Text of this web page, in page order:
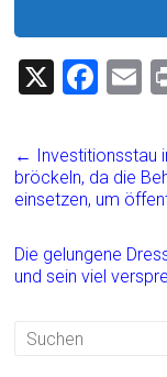
X
F
ce
b
o
ok
E
l
←
Investitionsstau
bröckeln, da die
einsetzen, um
Die gelungene
und sein viel